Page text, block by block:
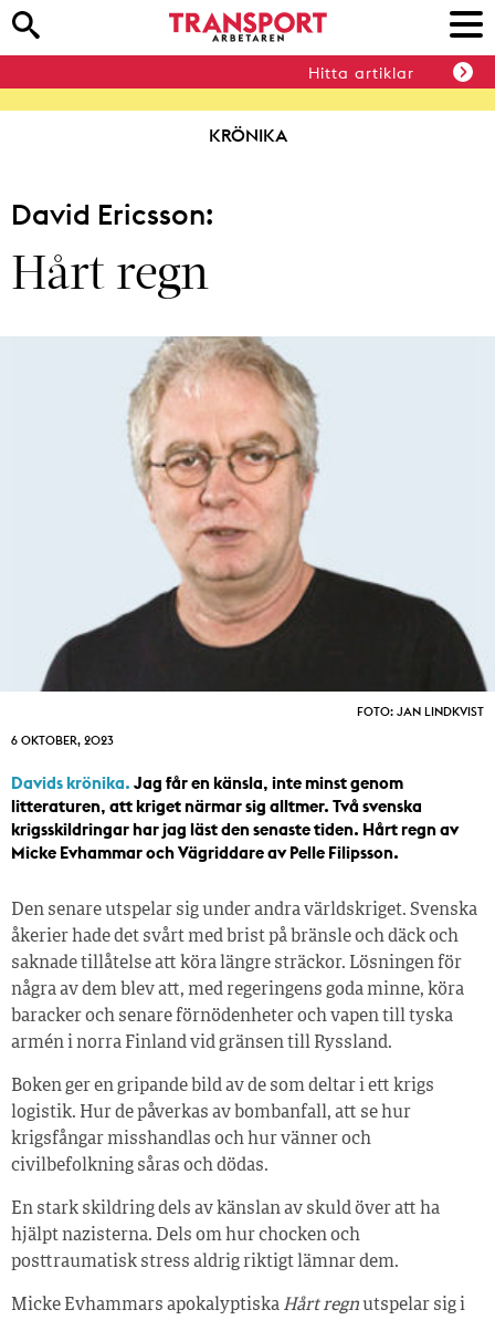
Hitta artiklar
KRÖNIKA
David Ericsson:
Hårt regn
FOTO: JAN LINDKVIST
6 OKTOBER, 2023
Davids krönika. Jag får en känsla, inte minst genom
litteraturen, att kriget närmar sig alltmer. Två svenska
krigsskildringar har jag läst den senaste tiden. Hårt regn av
Micke Evhammar och Vägriddare av Pelle Filipsson.
Den senare utspelar sig under andra världskriget. Svenska
åkerier hade det svårt med brist på bränsle och däck och
saknade tillåtelse att köra längre sträckor. Lösningen för
några av dem blev att, med regeringens goda minne, köra
baracker och senare förnödenheter och vapen till tyska
armén i norra Finland vid gränsen till Ryssland.
Boken ger en gripande bild av de som deltar i ett krigs
logistik. Hur de påverkas av bombanfall, att se hur
krigsfångar misshandlas och hur vänner och
civilbefolkning såras och dödas.
En stark skildring dels av känslan av skuld över att ha
hjälpt nazisterna. Dels om hur chocken och
posttraumatisk stress aldrig riktigt lämnar dem.
Micke Evhammars apokalyptiska Hårt regnutspelar sig i